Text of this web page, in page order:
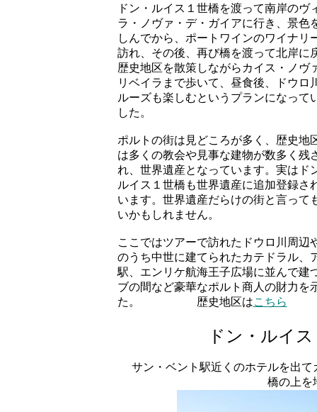
ドン・ルイス１世橋を渡って南岸のヴ
ラ・ノヴァ・デ・ガイアに行き、景色
しんでから、ポートワインのワイナリ
訪れ、その後、再び橋を渡って北岸に
歴史地区を散策しながらカイス・ノヴ
リベイラまで歩いて、昼食後、ドウロ
ルーズも楽しむというプランになって
した。
ポルトの街は見どころが多く、歴史地
は多くの教会や見事な建物が数多く残
れ、世界遺産となっています。実はド
ルイス１世橋も世界遺産に追加登録さ
います。世界遺産だらけの街と言って
いかもしれません。
ここではツアーで訪れたドウロ川周
のうち中世に建てられたカテドラル、
駅、エンリケ航海王子広場に並んで建
ブの間など豪華なポルト商人の財力を
た。 歴史地区はこちら
ドン・ルイ
サン・ベント駅近くのホテルを出
橋の上を